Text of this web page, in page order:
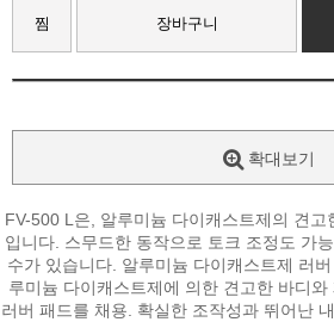
찜 장바구니
확대보기
FV-500 L은, 알루미늄 다이캐스트제의 견
입니다. 스무드한 동작으로 토크 조정도 가
수가 있습니다. 알루미늄 다이캐스트제 러
루미늄 다이캐스트제에 의한 견고한 바디
러버 패드를 채용. 확실한 조작성과 뛰어난